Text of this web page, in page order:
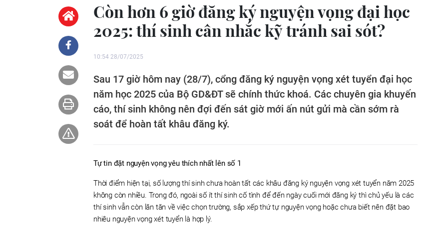
Còn hơn 6 giờ đăng ký nguyện vọng đại học
2025: thí sinh cân nhắc kỹ tránh sai sót?
10:54 28/07/2025
Sau 17 giờ hôm nay (28/7), cổng đăng ký nguyện vọng xét tuyển đại học
năm học 2025 của Bộ GD&ĐT sẽ chính thức khoá. Các chuyên gia khuyến
cáo, thí sinh không nên đợi đến sát giờ mới ấn nút gửi mà cần sớm rà
soát để hoàn tất khâu đăng ký.
Tự tin đặt nguyện vọng yêu thích nhất lên số 1
Thời điểm hiện tại, số lượng thí sinh chưa hoàn tất các khâu đăng ký nguyện vọng xét tuyển năm 2025
không còn nhiều. Trong đó, ngoài số ít thí sinh cố tình để đến ngày cuối mới đăng ký thì chủ yếu là các
thí sinh vẫn còn lăn tăn về việc chọn trường, sắp xếp thứ tự nguyện vọng hoặc chưa biết nên đặt bao
nhiêu nguyện vọng xét tuyển là hợp lý.